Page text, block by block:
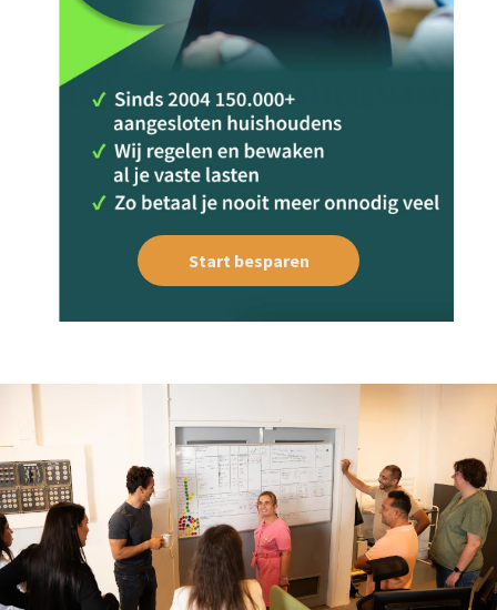
Start besparen